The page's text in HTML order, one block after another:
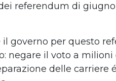
referendum di
governo per questo
negare il voto a
delle carriere